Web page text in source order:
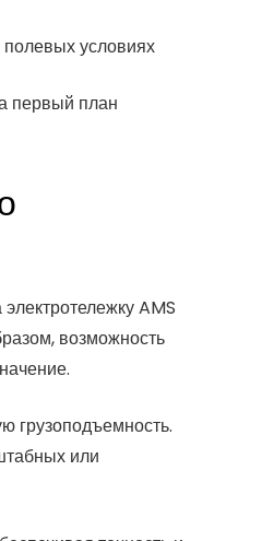
условиях
первый план
AMS
возможность
грузоподъемность.
или